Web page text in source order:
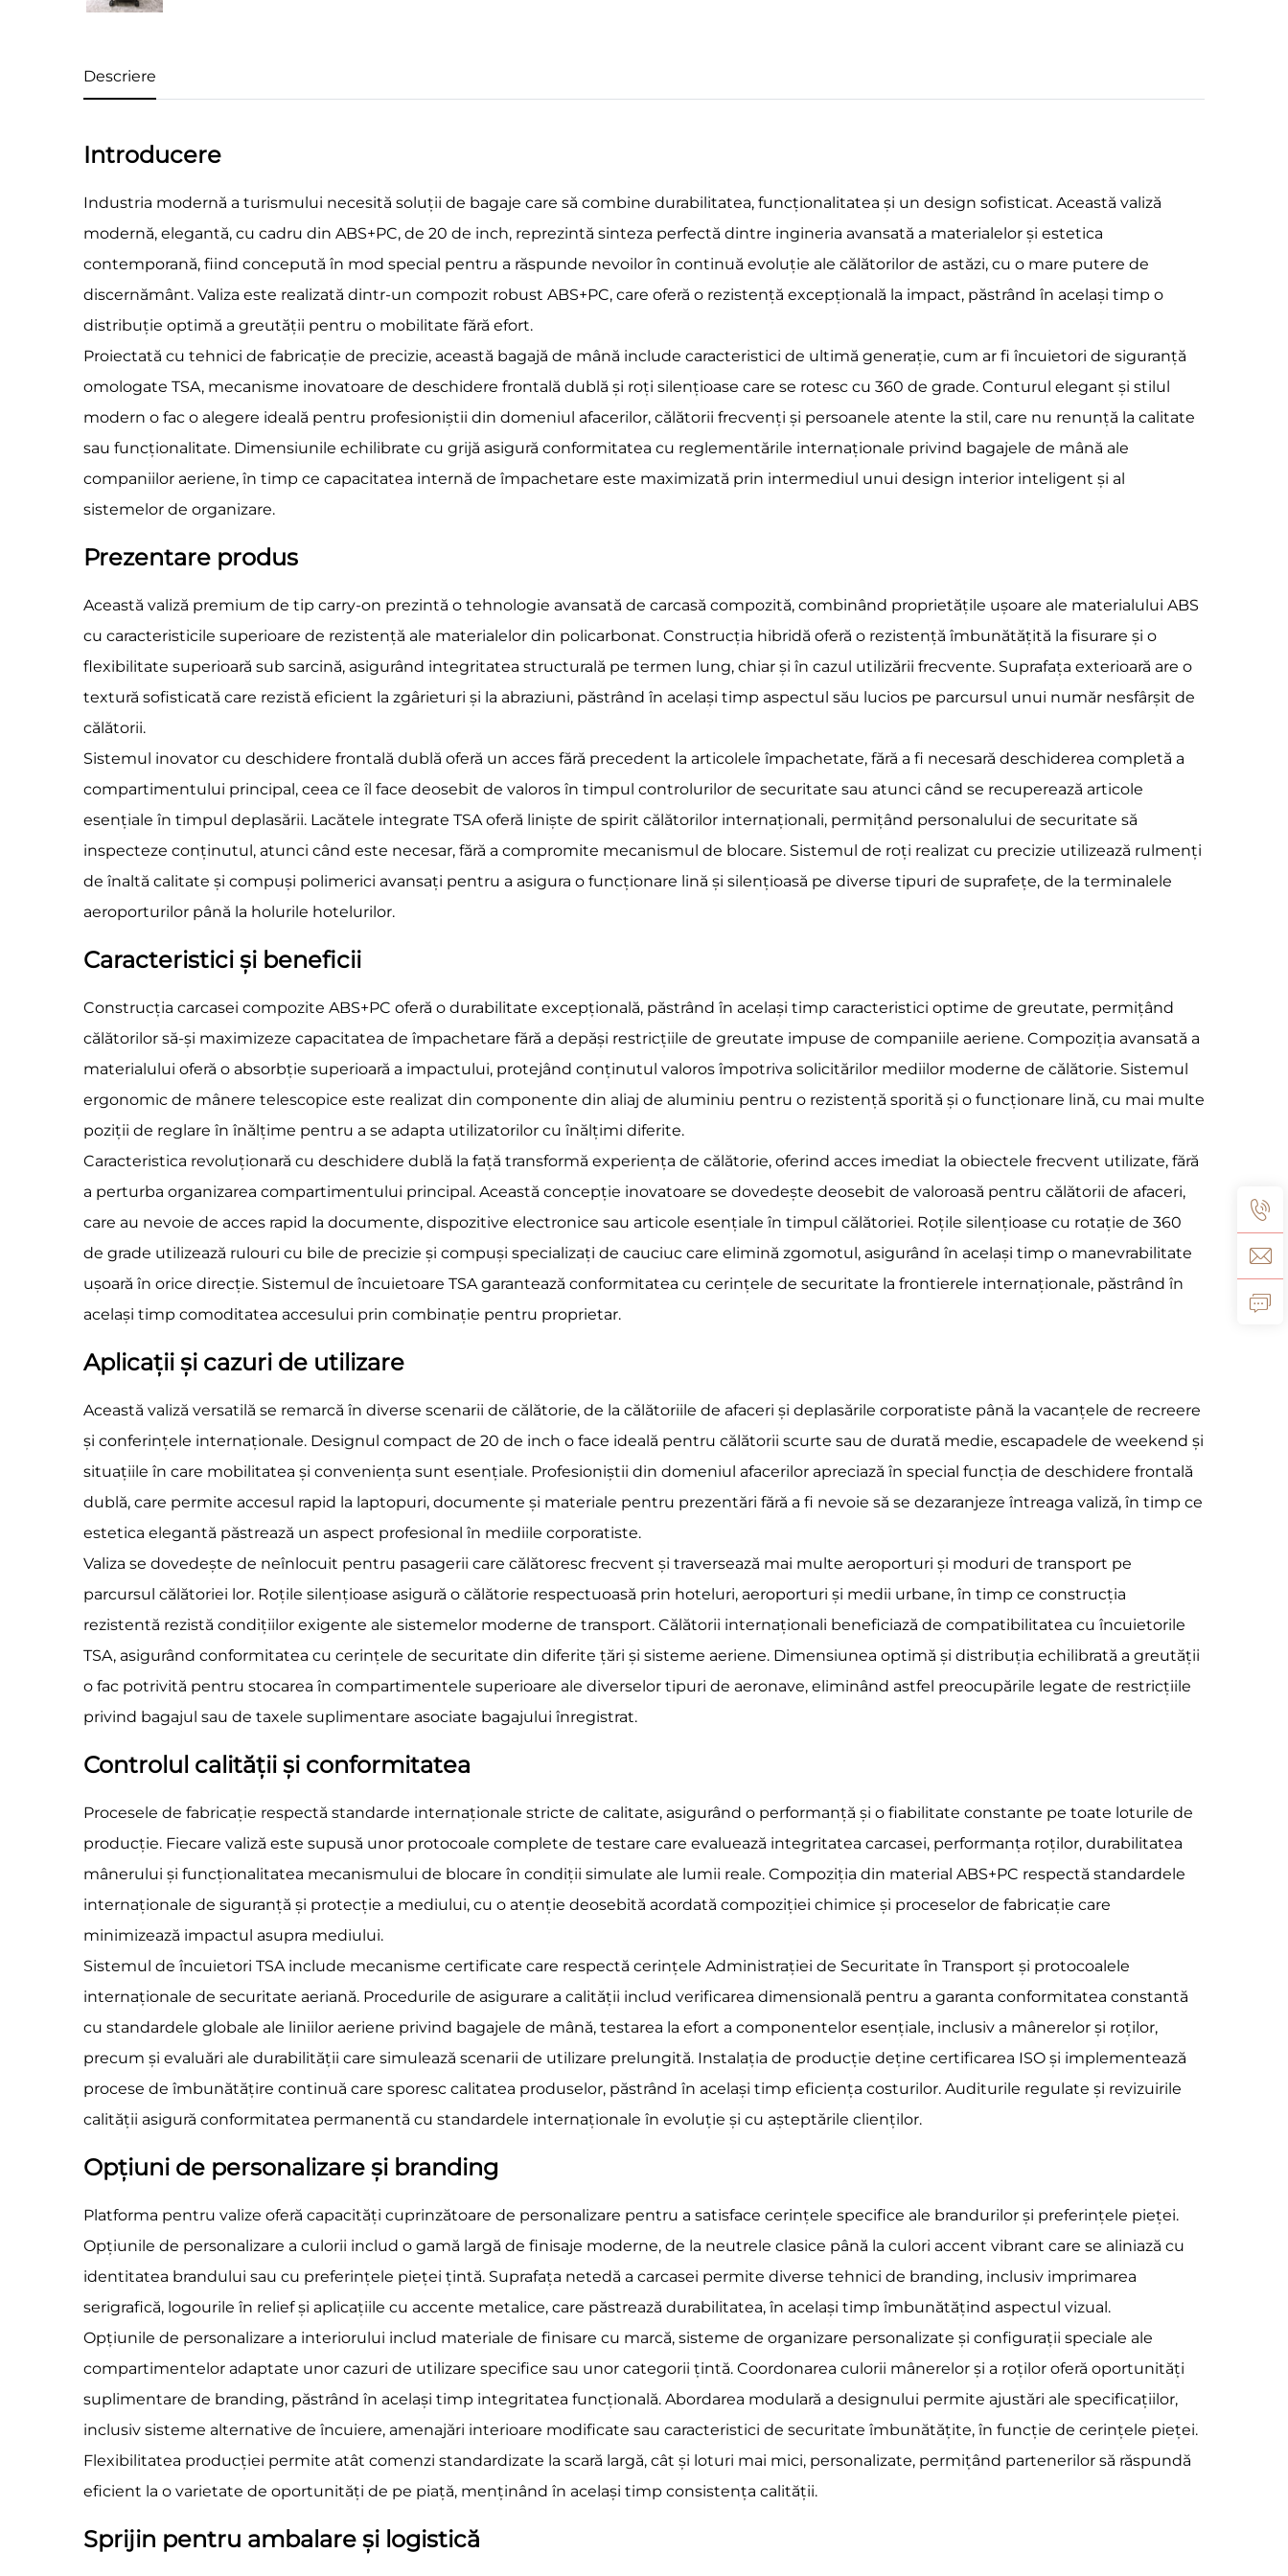
Descriere
Introducere
Industria modernă a turismului necesită soluții de bagaje care să combine durabilitatea, funcționalitatea și un design sofisticat. Această valiză
modernă, elegantă, cu cadru din ABS+PC, de 20 de inch, reprezintă sinteza perfectă dintre ingineria avansată a materialelor și estetica
contemporană, fiind concepută în mod special pentru a răspunde nevoilor în continuă evoluție ale călătorilor de astăzi, cu o mare putere de
discernământ. Valiza este realizată dintr-un compozit robust ABS+PC, care oferă o rezistență excepțională la impact, păstrând în același timp o
distribuție optimă a greutății pentru o mobilitate fără efort.
Proiectată cu tehnici de fabricație de precizie, această bagajă de mână include caracteristici de ultimă generație, cum ar fi încuietori de siguranță
omologate TSA, mecanisme inovatoare de deschidere frontală dublă și roți silențioase care se rotesc cu 360 de grade. Conturul elegant și stilul
modern o fac o alegere ideală pentru profesioniștii din domeniul afacerilor, călătorii frecvenți și persoanele atente la stil, care nu renunță la calitate
sau funcționalitate. Dimensiunile echilibrate cu grijă asigură conformitatea cu reglementările internaționale privind bagajele de mână ale
companiilor aeriene, în timp ce capacitatea internă de împachetare este maximizată prin intermediul unui design interior inteligent și al
sistemelor de organizare.
Prezentare produs
Această valiză premium de tip carry-on prezintă o tehnologie avansată de carcasă compozită, combinând proprietățile ușoare ale materialului ABS
cu caracteristicile superioare de rezistență ale materialelor din policarbonat. Construcția hibridă oferă o rezistență îmbunătățită la fisurare și o
flexibilitate superioară sub sarcină, asigurând integritatea structurală pe termen lung, chiar și în cazul utilizării frecvente. Suprafața exterioară are o
textură sofisticată care rezistă eficient la zgârieturi și la abraziuni, păstrând în același timp aspectul său lucios pe parcursul unui număr nesfârșit de
călătorii.
Sistemul inovator cu deschidere frontală dublă oferă un acces fără precedent la articolele împachetate, fără a fi necesară deschiderea completă a
compartimentului principal, ceea ce îl face deosebit de valoros în timpul controlurilor de securitate sau atunci când se recuperează articole
esențiale în timpul deplasării. Lacătele integrate TSA oferă liniște de spirit călătorilor internaționali, permițând personalului de securitate să
inspecteze conținutul, atunci când este necesar, fără a compromite mecanismul de blocare. Sistemul de roți realizat cu precizie utilizează rulmenți
de înaltă calitate și compuși polimerici avansați pentru a asigura o funcționare lină și silențioasă pe diverse tipuri de suprafețe, de la terminalele
aeroporturilor până la holurile hotelurilor.
Caracteristici și beneficii
Construcția carcasei compozite ABS+PC oferă o durabilitate excepțională, păstrând în același timp caracteristici optime de greutate, permițând
călătorilor să-și maximizeze capacitatea de împachetare fără a depăși restricțiile de greutate impuse de companiile aeriene. Compoziția avansată a
materialului oferă o absorbție superioară a impactului, protejând conținutul valoros împotriva solicitărilor mediilor moderne de călătorie. Sistemul
ergonomic de mânere telescopice este realizat din componente din aliaj de aluminiu pentru o rezistență sporită și o funcționare lină, cu mai multe
poziții de reglare în înălțime pentru a se adapta utilizatorilor cu înălțimi diferite.
Caracteristica revoluționară cu deschidere dublă la față transformă experiența de călătorie, oferind acces imediat la obiectele frecvent utilizate, fără
a perturba organizarea compartimentului principal. Această concepție inovatoare se dovedește deosebit de valoroasă pentru călătorii de afaceri,
care au nevoie de acces rapid la documente, dispozitive electronice sau articole esențiale în timpul călătoriei. Roțile silențioase cu rotație de 360
de grade utilizează rulouri cu bile de precizie și compuși specializați de cauciuc care elimină zgomotul, asigurând în același timp o manevrabilitate
ușoară în orice direcție. Sistemul de încuietoare TSA garantează conformitatea cu cerințele de securitate la frontierele internaționale, păstrând în
același timp comoditatea accesului prin combinație pentru proprietar.
Aplicații și cazuri de utilizare
Această valiză versatilă se remarcă în diverse scenarii de călătorie, de la călătoriile de afaceri și deplasările corporatiste până la vacanțele de recreere
și conferințele internaționale. Designul compact de 20 de inch o face ideală pentru călătorii scurte sau de durată medie, escapadele de weekend și
situațiile în care mobilitatea și conveniența sunt esențiale. Profesioniștii din domeniul afacerilor apreciază în special funcția de deschidere frontală
dublă, care permite accesul rapid la laptopuri, documente și materiale pentru prezentări fără a fi nevoie să se dezaranjeze întreaga valiză, în timp ce
estetica elegantă păstrează un aspect profesional în mediile corporatiste.
Valiza se dovedește de neînlocuit pentru pasagerii care călătoresc frecvent și traversează mai multe aeroporturi și moduri de transport pe
parcursul călătoriei lor. Roțile silențioase asigură o călătorie respectuoasă prin hoteluri, aeroporturi și medii urbane, în timp ce construcția
rezistentă rezistă condițiilor exigente ale sistemelor moderne de transport. Călătorii internaționali beneficiază de compatibilitatea cu încuietorile
TSA, asigurând conformitatea cu cerințele de securitate din diferite țări și sisteme aeriene. Dimensiunea optimă și distribuția echilibrată a greutății
o fac potrivită pentru stocarea în compartimentele superioare ale diverselor tipuri de aeronave, eliminând astfel preocupările legate de restricțiile
privind bagajul sau de taxele suplimentare asociate bagajului înregistrat.
Controlul calității și conformitatea
Procesele de fabricație respectă standarde internaționale stricte de calitate, asigurând o performanță și o fiabilitate constante pe toate loturile de
producție. Fiecare valiză este supusă unor protocoale complete de testare care evaluează integritatea carcasei, performanța roților, durabilitatea
mânerului și funcționalitatea mecanismului de blocare în condiții simulate ale lumii reale. Compoziția din material ABS+PC respectă standardele
internaționale de siguranță și protecție a mediului, cu o atenție deosebită acordată compoziției chimice și proceselor de fabricație care
minimizează impactul asupra mediului.
Sistemul de încuietori TSA include mecanisme certificate care respectă cerințele Administrației de Securitate în Transport și protocoalele
internaționale de securitate aeriană. Procedurile de asigurare a calității includ verificarea dimensională pentru a garanta conformitatea constantă
cu standardele globale ale liniilor aeriene privind bagajele de mână, testarea la efort a componentelor esențiale, inclusiv a mânerelor și roților,
precum și evaluări ale durabilității care simulează scenarii de utilizare prelungită. Instalația de producție deține certificarea ISO și implementează
procese de îmbunătățire continuă care sporesc calitatea produselor, păstrând în același timp eficiența costurilor. Auditurile regulate și revizuirile
calității asigură conformitatea permanentă cu standardele internaționale în evoluție și cu așteptările clienților.
Opțiuni de personalizare și branding
Platforma pentru valize oferă capacități cuprinzătoare de personalizare pentru a satisface cerințele specifice ale brandurilor și preferințele pieței.
Opțiunile de personalizare a culorii includ o gamă largă de finisaje moderne, de la neutrele clasice până la culori accent vibrant care se aliniază cu
identitatea brandului sau cu preferințele pieței țintă. Suprafața netedă a carcasei permite diverse tehnici de branding, inclusiv imprimarea
serigrafică, logourile în relief și aplicațiile cu accente metalice, care păstrează durabilitatea, în același timp îmbunătățind aspectul vizual.
Opțiunile de personalizare a interiorului includ materiale de finisare cu marcă, sisteme de organizare personalizate și configurații speciale ale
compartimentelor adaptate unor cazuri de utilizare specifice sau unor categorii țintă. Coordonarea culorii mânerelor și a roților oferă oportunități
suplimentare de branding, păstrând în același timp integritatea funcțională. Abordarea modulară a designului permite ajustări ale specificațiilor,
inclusiv sisteme alternative de încuiere, amenajări interioare modificate sau caracteristici de securitate îmbunătățite, în funcție de cerințele pieței.
Flexibilitatea producției permite atât comenzi standardizate la scară largă, cât și loturi mai mici, personalizate, permițând partenerilor să răspundă
eficient la o varietate de oportunități de pe piață, menținând în același timp consistența calității.
Sprijin pentru ambalare și logistică